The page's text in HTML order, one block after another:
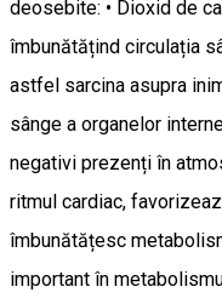
deosebite: • Dioxid de
îmbunătățind circulația
astfel sarcina asupra
sânge a organelor
negativi prezenți în
ritmul cardiac,
îmbunătățesc
important în